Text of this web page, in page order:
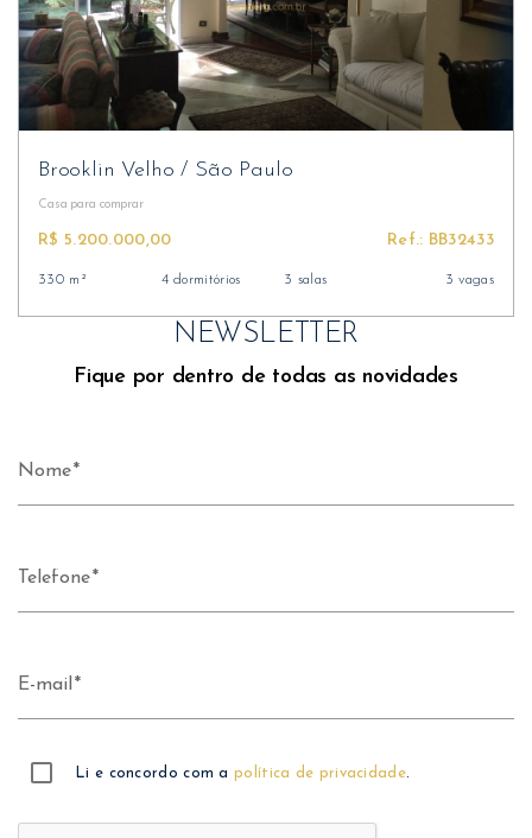
Brooklin Velho/ São Paulo
Casa para comprar
R$ 5.200.000,00 Ref.: BB32433
330 m² 4 dormitórios 3 salas 3 vagas
NEWSLETTER
Fique por dentro de todas as novidades
Nome
Telefone
E-mail
Li e concordo com apolítica de privacidade.